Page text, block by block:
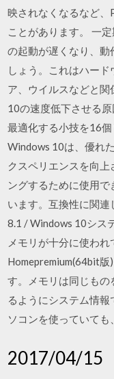
映されなくなるなど、
ことがあります。 一
の起動が遅くなり、
しょう。これはハー
ア、ウイルスなどと
10の速度低下させる
最適化する小技を16
Windows 10は、優れ
クスペリエンスを向
ングするために使用
います。互換性に関
8.1 / Windows 10シス
メモリが十分に使わ
Homepremium(64bit
す。メモリは同じも
るようにシステム情
ソコンを使っていて
2017/04/15